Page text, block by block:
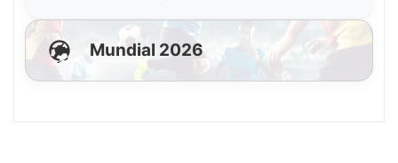
Mundial 2026